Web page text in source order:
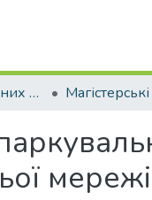
Кафедра транспортних систем і логістики
мережі